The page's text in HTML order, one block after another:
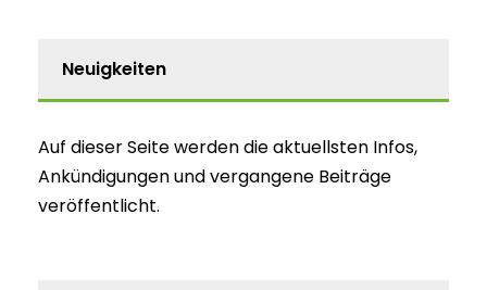
Neuigkeiten
Auf dieser Seite werden die aktuellsten Infos,
Ankündigungen und vergangene Beiträge
veröffentlicht.